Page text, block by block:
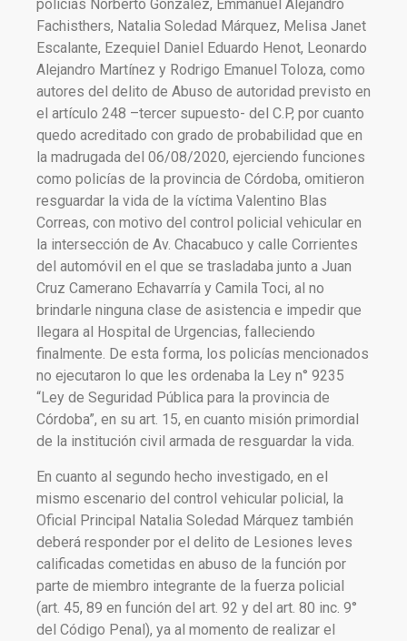
policías Norberto González, Emmanuel Alejandro
Fachisthers, Natalia Soledad Márquez, Melisa Janet
Escalante, Ezequiel Daniel Eduardo Henot, Leonardo
Alejandro Martínez y Rodrigo Emanuel Toloza, como
autores del delito de Abuso de autoridad previsto en
el artículo 248 –tercer supuesto- del C.P, por cuanto
quedo acreditado con grado de probabilidad que en
la madrugada del 06/08/2020, ejerciendo funciones
como policías de la provincia de Córdoba, omitieron
resguardar la vida de la víctima Valentino Blas
Correas, con motivo del control policial vehicular en
la intersección de Av. Chacabuco y calle Corrientes
del automóvil en el que se trasladaba junto a Juan
Cruz Camerano Echavarría y Camila Toci, al no
brindarle ninguna clase de asistencia e impedir que
llegara al Hospital de Urgencias, falleciendo
finalmente. De esta forma, los policías mencionados
no ejecutaron lo que les ordenaba la Ley n° 9235
“Ley de Seguridad Pública para la provincia de
Córdoba”, en su art. 15, en cuanto misión primordial
de la institución civil armada de resguardar la vida.
En cuanto al segundo hecho investigado, en el
mismo escenario del control vehicular policial, la
Oficial Principal Natalia Soledad Márquez también
deberá responder por el delito de Lesiones leves
calificadas cometidas en abuso de la función por
parte de miembro integrante de la fuerza policial
(art. 45, 89 en función del art. 92 y del art. 80 inc. 9°
del Código Penal), ya al momento de realizar el